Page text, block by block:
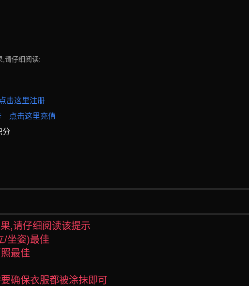
,请仔细阅读:
点击这里注册
点击这里充值
分
,请仔细阅读该提示
/坐姿)最佳
最佳
确保衣服都被涂抹即可